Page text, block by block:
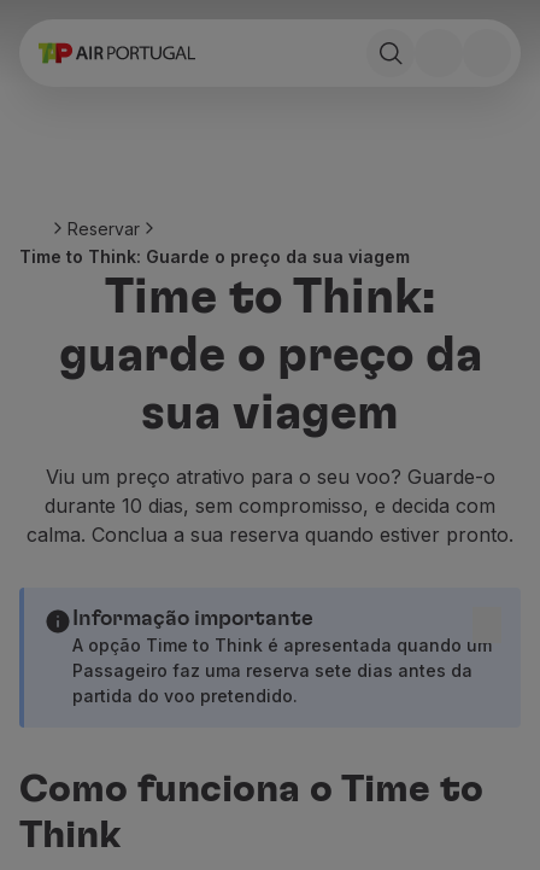
Reservar
Stopover
Informações de viagem
Viajar com animais
Bebés e crianças
A bordo
Voar em Business
Voar em Economy Prime
Entretenimento
Wi-Fi
Gerir reserva
Gestão da Reserva
TAP Vouchers
Extras
Alugar carro
Reservar
Time to Think: Guarde o preço da sua viagem
Time to Think:
guarde o preço da
sua viagem
Viu um preço atrativo para o seu voo? Guarde-o
durante 10 dias, sem compromisso, e decida com
calma. Conclua a sua reserva quando estiver pronto.
Informação importante
A opção Time to Think é apresentada quando um
Passageiro faz uma reserva sete dias antes da
partida do voo pretendido.
Como funciona o Time to
Think